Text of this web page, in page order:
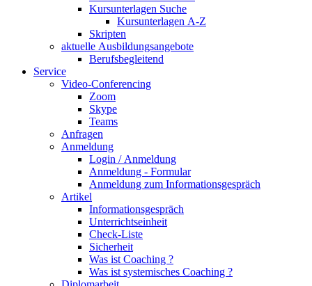
Kursunterlagen Suche
Kursunterlagen A-Z
Skripten
aktuelle Ausbildungsangebote
Berufsbegleitend
Service
Video-Conferencing
Zoom
Skype
Teams
Anfragen
Anmeldung
Login / Anmeldung
Anmeldung - Formular
Anmeldung zum Informationsgespräch
Artikel
Informationsgespräch
Unterrichtseinheit
Check-Liste
Sicherheit
Was ist Coaching ?
Was ist systemisches Coaching ?